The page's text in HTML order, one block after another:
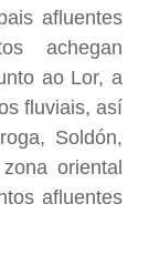
afluentes
achegan
ao Lor, a
fluviais, así
Soldón,
oriental
afluentes